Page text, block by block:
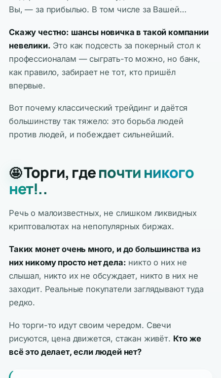
Вы, — за прибылью. В том числе за Вашей…
Скажу честно: шансы новичка в такой компании
невелики. Это как подсесть за покерный стол к
профессионалам — сыграть-то можно, но банк,
как правило, забирает не тот, кто пришёл
впервые.
Вот почему классический трейдинг и даётся
большинству так тяжело: это борьба людей
против людей, и побеждает сильнейший.
🤩Торги, гдепочти никого
нет!..
Речь о малоизвестных, не слишком ликвидных
криптовалютах на непопулярных биржах.
Таких монет очень много, и до большинства из
них никому просто нет дела: никто о них не
слышал, никто их не обсуждает, никто в них не
заходит. Реальные покупатели заглядывают туда
редко.
Но торги-то идут своим чередом. Свечи
рисуются, цена движется, стакан живёт. Кто же
всё это делает, если людей нет?